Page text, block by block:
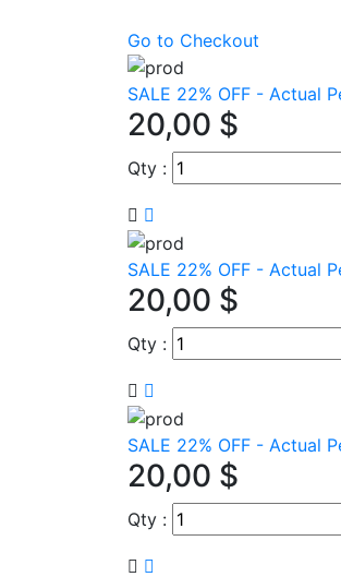
Go to Checkout
SALE 22% OFF - Actual
20,00 $
Qty :
SALE 22% OFF - Actual
20,00 $
Qty :
SALE 22% OFF - Actual
20,00 $
Qty :